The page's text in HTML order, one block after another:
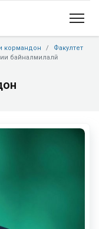
кормандон
Факултет
байналмилалӣ